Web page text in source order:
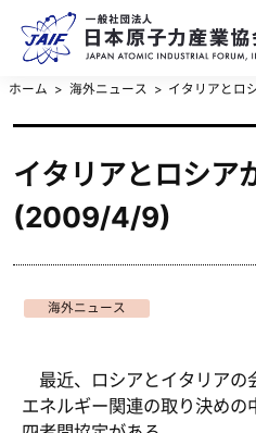
ホーム 海外ニュース イタリアとロ
イタリアとロシア
(2009/4/9)
海外ニュース
最近、ロシアとイタリアの
エネルギー関連の取り決めの